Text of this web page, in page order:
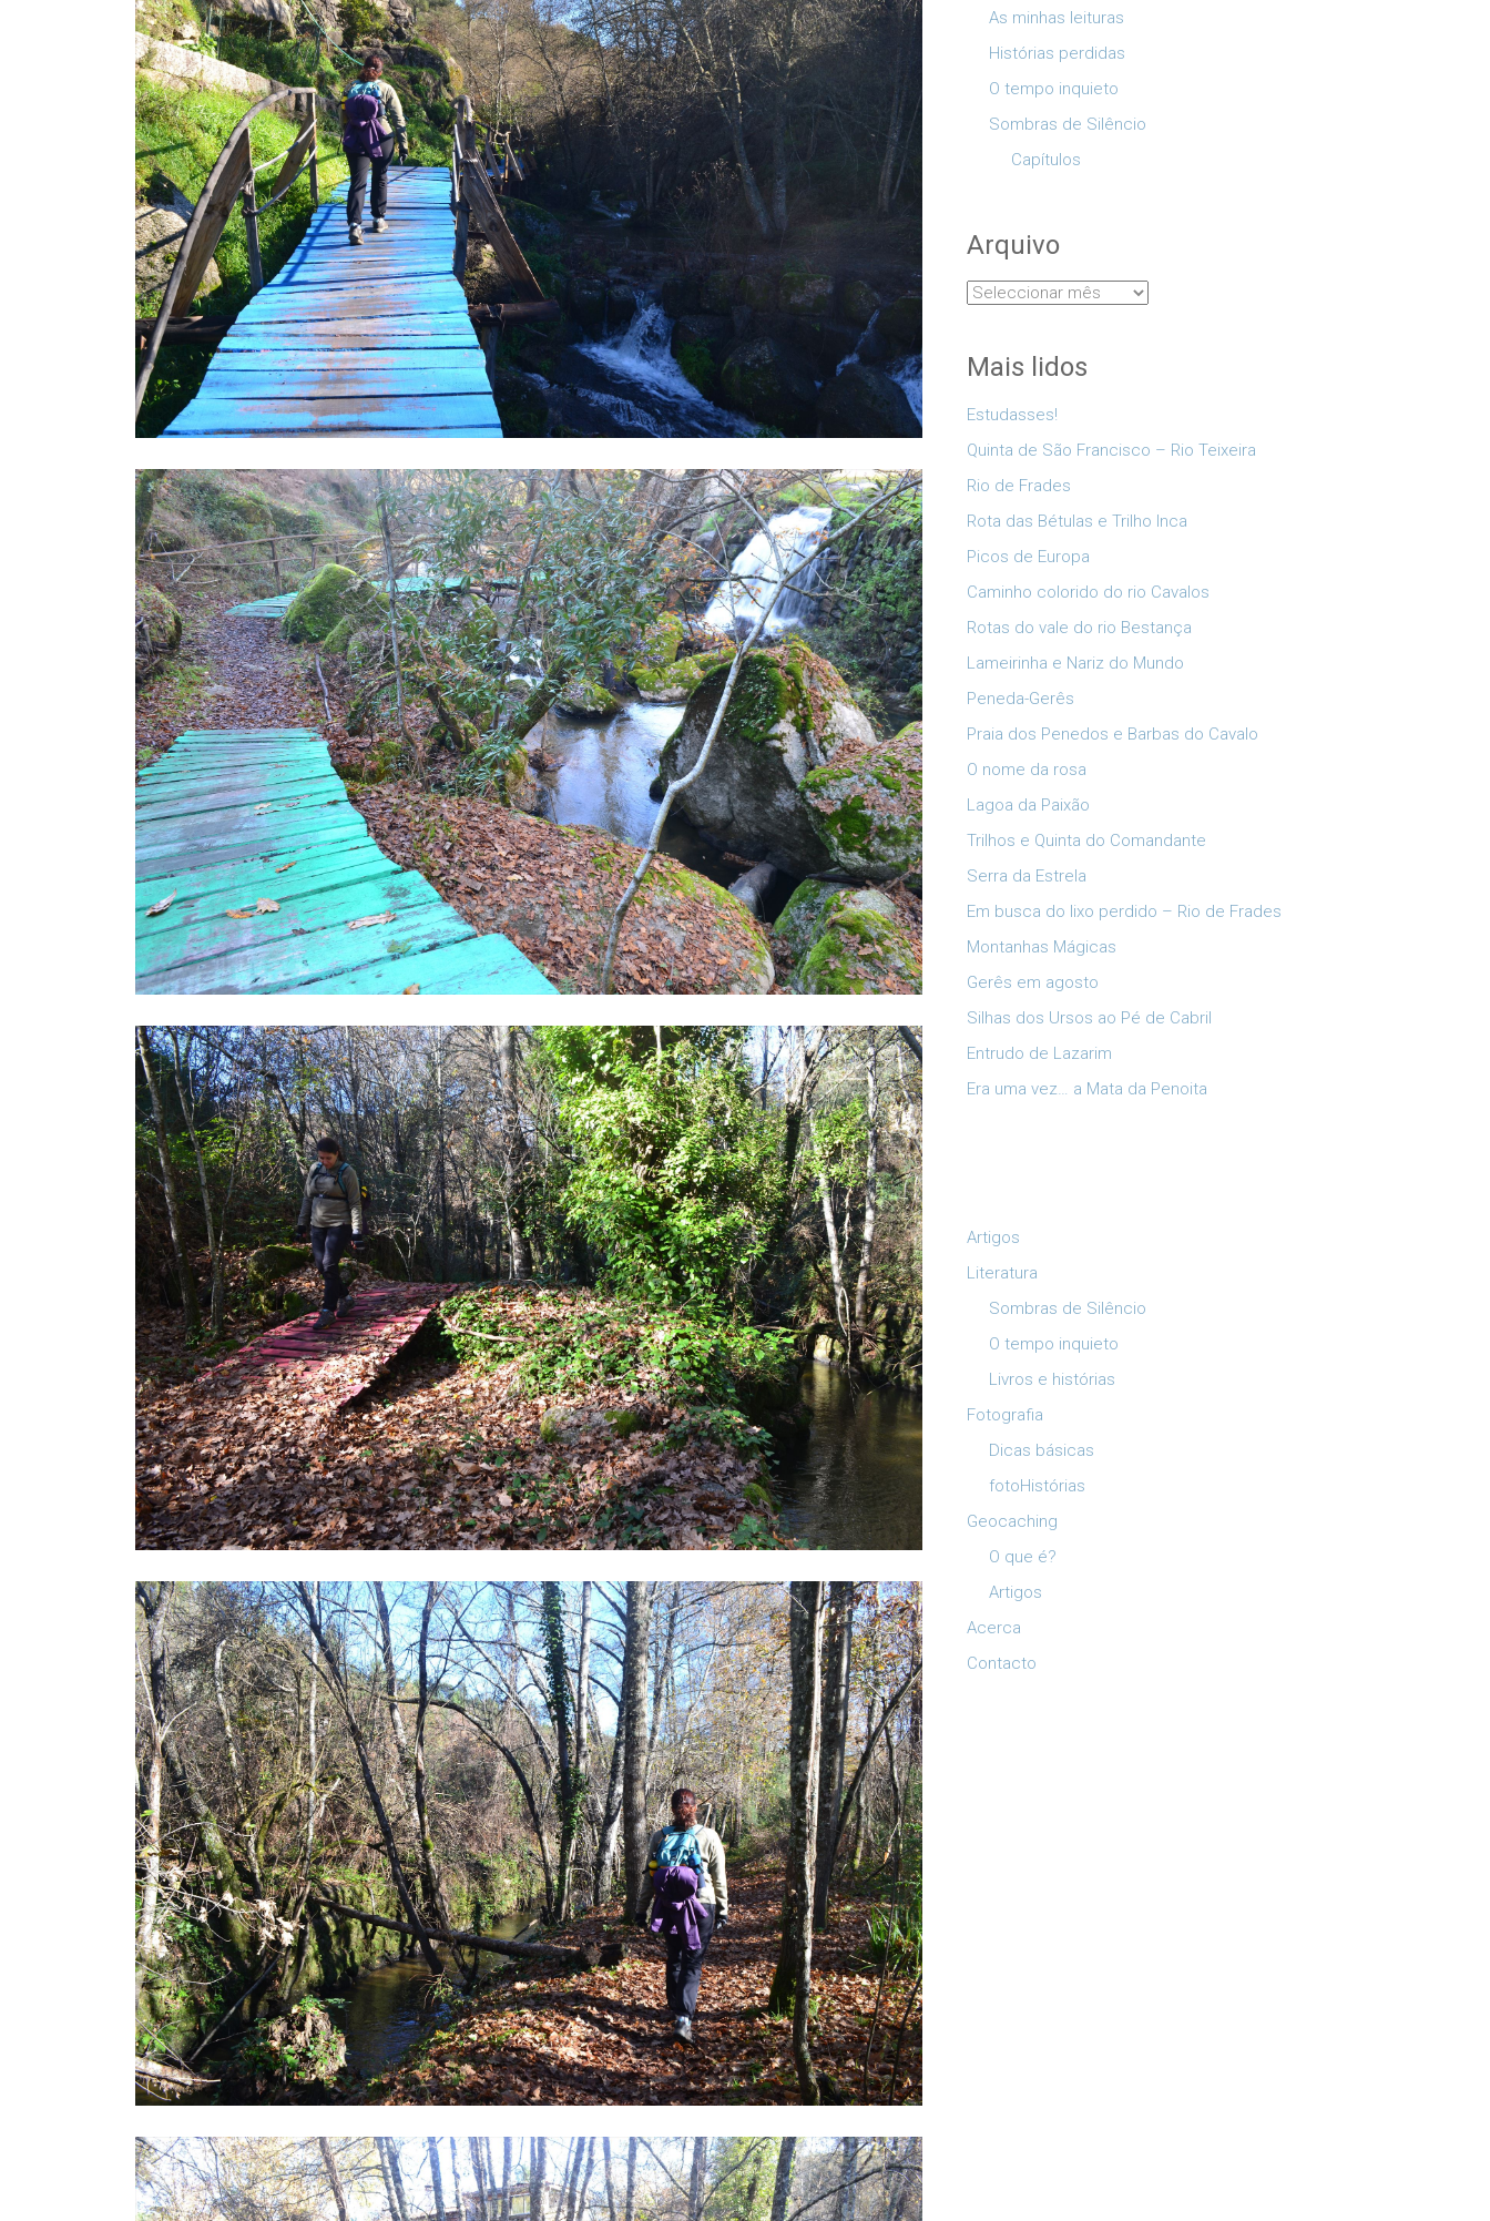
As minhas leituras
Histórias perdidas
O tempo inquieto
Sombras de Silêncio
Capítulos
Arquivo
Arquivo
Mais lidos
Estudasses!
Quinta de São Francisco – Rio Teixeira
Rio de Frades
Rota das Bétulas e Trilho Inca
Picos de Europa
Caminho colorido do rio Cavalos
Rotas do vale do rio Bestança
Lameirinha e Nariz do Mundo
Peneda-Gerês
Praia dos Penedos e Barbas do Cavalo
O nome da rosa
Lagoa da Paixão
Trilhos e Quinta do Comandante
Serra da Estrela
Em busca do lixo perdido – Rio de Frades
Montanhas Mágicas
Gerês em agosto
Silhas dos Ursos ao Pé de Cabril
Entrudo de Lazarim
Era uma vez… a Mata da Penoita
Artigos
Literatura
Sombras de Silêncio
O tempo inquieto
Livros e histórias
Fotografia
Dicas básicas
fotoHistórias
Geocaching
O que é?
Artigos
Acerca
Contacto